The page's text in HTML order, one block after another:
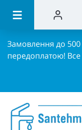
Замовлення до
передоплатою!